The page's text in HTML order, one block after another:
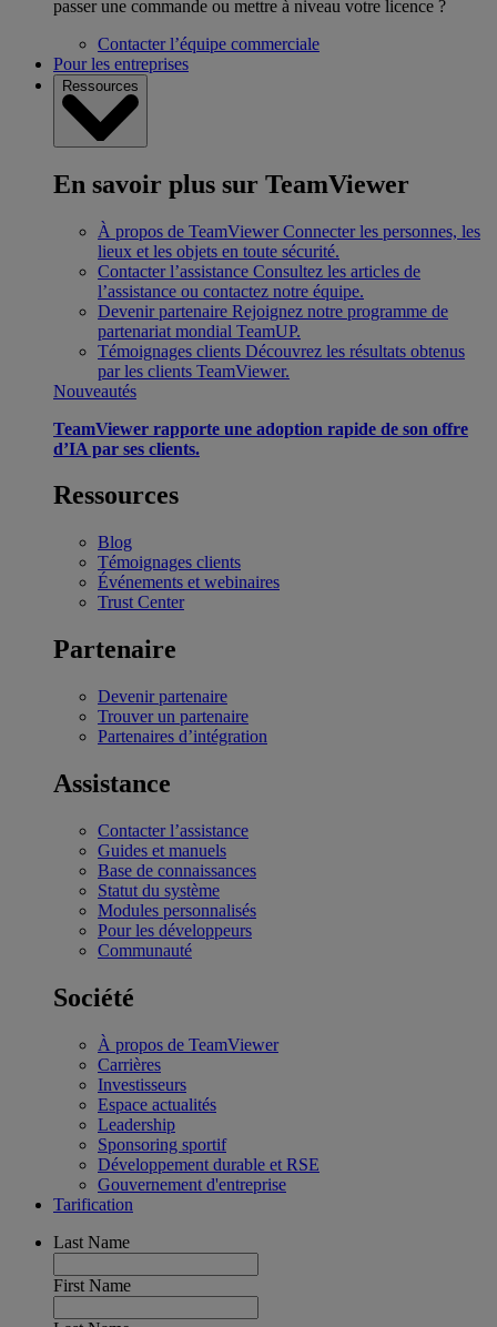
passer une commande ou mettre à niveau votre licence ?
Contacter l’équipe commerciale
Pour les entreprises
Ressources
En savoir plus sur TeamViewer
À propos de TeamViewer Connecter les personnes, les
lieux et les objets en toute sécurité.
Contacter l’assistance Consultez les articles de
l’assistance ou contactez notre équipe.
Devenir partenaire Rejoignez notre programme de
partenariat mondial TeamUP.
Témoignages clients Découvrez les résultats obtenus
par les clients TeamViewer.
Nouveautés
TeamViewer rapporte une adoption rapide de son offre
d’IA par ses clients.
Ressources
Blog
Témoignages clients
Événements et webinaires
Trust Center
Partenaire
Devenir partenaire
Trouver un partenaire
Partenaires d’intégration
Assistance
Contacter l’assistance
Guides et manuels
Base de connaissances
Statut du système
Modules personnalisés
Pour les développeurs
Communauté
Société
À propos de TeamViewer
Carrières
Investisseurs
Espace actualités
Leadership
Sponsoring sportif
Développement durable et RSE
Gouvernement d'entreprise
Tarification
Last Name
First Name